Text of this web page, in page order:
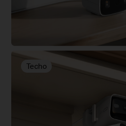
Techo